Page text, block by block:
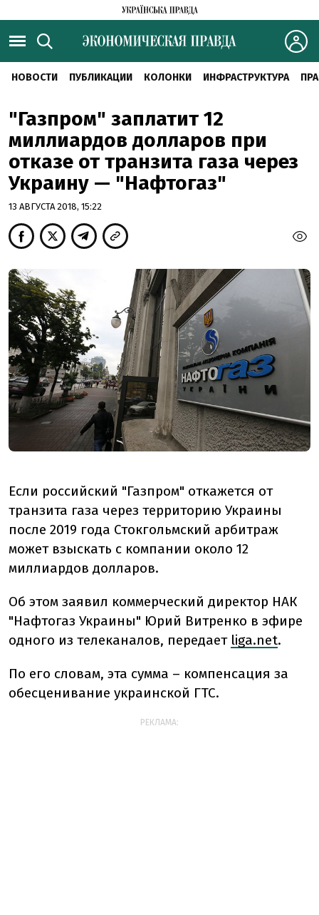
НОВОСТИ ПУБЛИКАЦИИ КОЛОНКИ ИНФРАСТРУКТУРА
"Газпром" заплатит 12
миллиардов долларов при
отказе от транзита газа через
Украину — "Нафтогаз"
13 АВГУСТА 2018, 15:22
Если российский "Газпром" откажется от
транзита газа через территорию Украины
после 2019 года Стокгольмский арбитраж
может взыскать с компании около 12
миллиардов долларов.
Об этом заявил коммерческий директор НАК
"Нафтогаз Украины" Юрий Витренко в эфире
одного из телеканалов, передает liga.net.
По его словам, эта сумма – компенсация за
обесценивание украинской ГТС.
РЕКЛАМА: